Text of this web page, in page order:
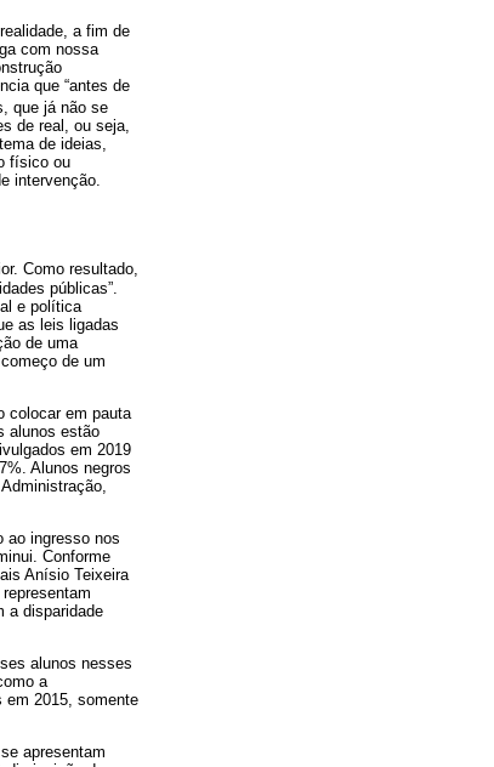
a fim de
com nossa
que “antes de
que já não se
de real, ou seja,
de ideias,
físico ou
intervenção.
Como resultado,
públicas”.
e política
as leis ligadas
de uma
de um
colocar em pauta
alunos estão
em 2019
Alunos negros
ao ingresso nos
Conforme
Anísio Teixeira
a disparidade
alunos nesses
a
em 2015, somente
apresentam